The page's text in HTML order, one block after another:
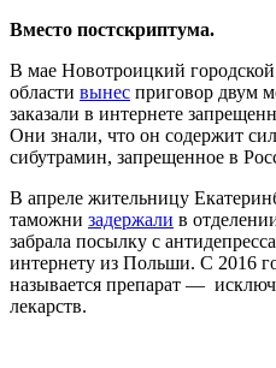
Вместо постскриптума.
В мае Новотроицкий
области вынес приговор двум
заказали в интернете
Они знали, что он содержит
сибутрамин, запрещенное в
В апреле жительницу
таможни задержали в
забрала посылку с
интернету из Польши. С 2016
называется препарат —
лекарств.